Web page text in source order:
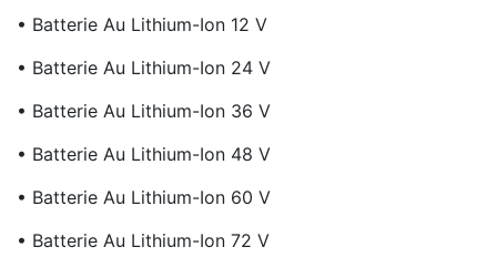
• Batterie Au Lithium-Ion 12 V
• Batterie Au Lithium-Ion 24 V
• Batterie Au Lithium-Ion 36 V
• Batterie Au Lithium-Ion 48 V
• Batterie Au Lithium-Ion 60 V
• Batterie Au Lithium-Ion 72 V